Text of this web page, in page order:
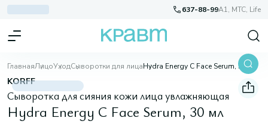
637-88-99A1, МТС, Life
ГлавнаяЛицоУходСыворотки для лицаHydra Energy C Face Serum, 30 мл
KORFF
Сыворотка для сияния кожи лица увлажняющая
Hydra Energy C Face Serum, 30 мл